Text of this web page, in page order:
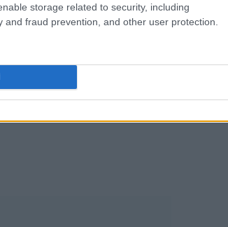
storage related to security, including
and fraud prevention, and other user protection.